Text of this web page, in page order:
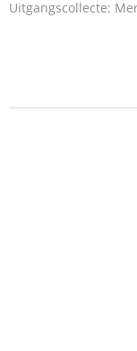
Uitgangscollecte: